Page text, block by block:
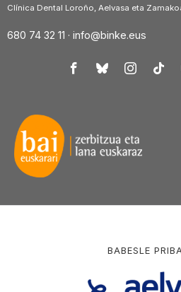
Clínica Dental Loroño, Aelvasa eta
680 74 32 11 · info@binke.eus
BABESLE